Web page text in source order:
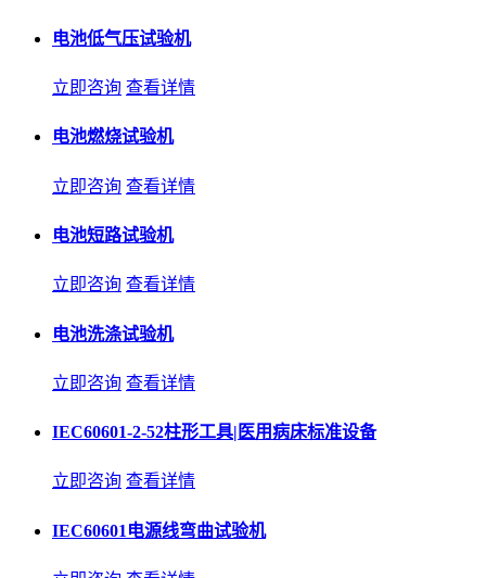
电池低气压试验机
立即咨询 查看详情
电池燃烧试验机
立即咨询 查看详情
电池短路试验机
立即咨询 查看详情
电池洗涤试验机
立即咨询 查看详情
IEC60601-2-52柱形工具|医用病床标准设备
立即咨询 查看详情
IEC60601电源线弯曲试验机